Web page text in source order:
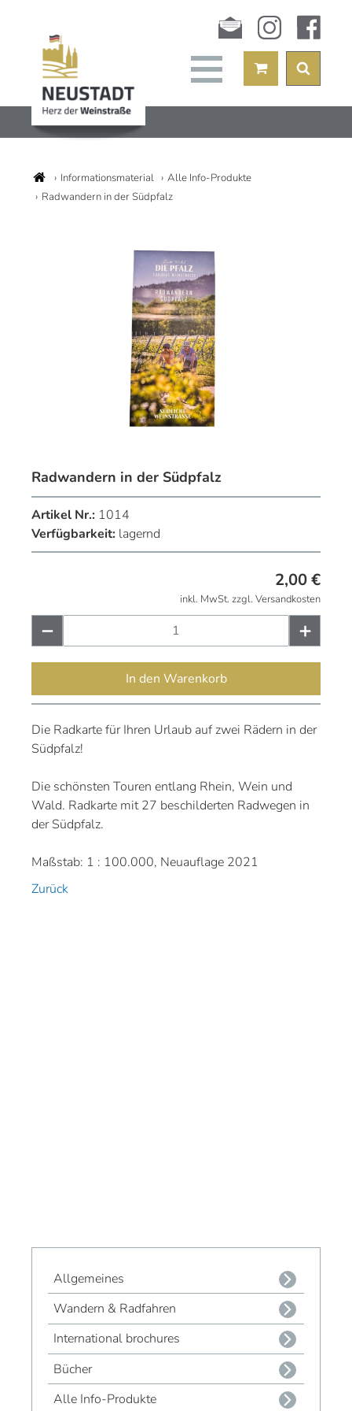
Newsletterinstagramfacebook
Allgemeines
Wandern & Radfahren
International brochures
Bücher
Alle Info-Produkte
Informationsmaterial
Alle Info-Produkte
Radwandern in der Südpfalz
Radwandern in der Südpfalz
Artikel Nr.: 1014
Verfügbarkeit: lagernd
2,00€
inkl. MwSt. zzgl. Versandkosten
In den Warenkorb
Die Radkarte für Ihren Urlaub auf zwei Rädern in der
Südpfalz!
Die schönsten Touren entlang Rhein, Wein und
Wald. Radkarte mit 27 beschilderten Radwegen in
der Südpfalz.
Maßstab: 1 : 100.000, Neuauflage 2021
Zurück